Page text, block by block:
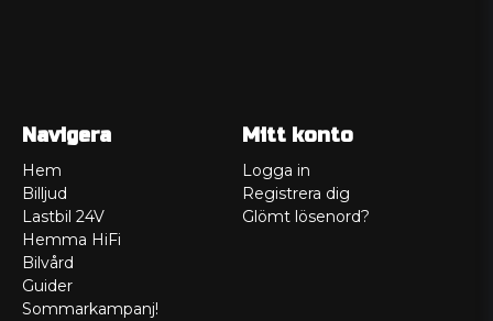
Navigera
Hem
Billjud
Lastbil 24V
Hemma HiFi
Bilvård
Guider
Sommarkampanj!
Mitt konto
Logga in
Registrera dig
Glömt lösenord?